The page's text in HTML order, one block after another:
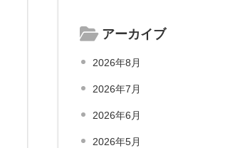
アーカイブ
2026年8月
2026年7月
2026年6月
2026年5月